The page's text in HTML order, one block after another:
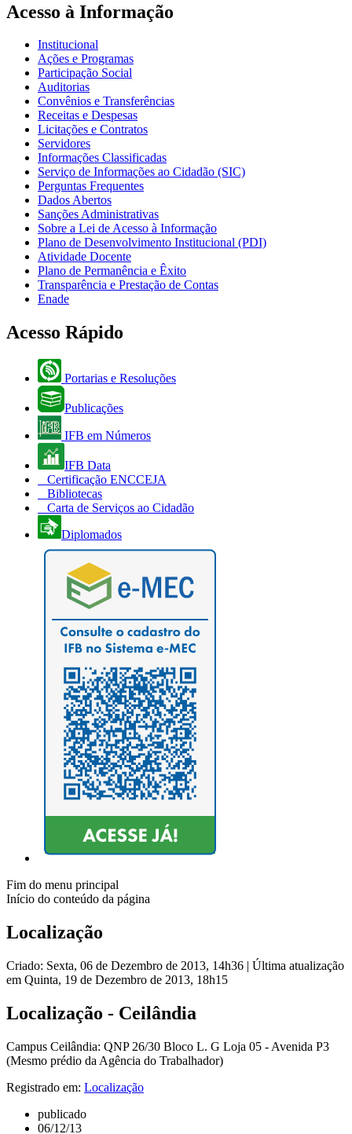
Acesso à Informação
Institucional
Ações e Programas
Participação Social
Auditorias
Convênios e Transferências
Receitas e Despesas
Licitações e Contratos
Servidores
Informações Classificadas
Serviço de Informações ao Cidadão (SIC)
Perguntas Frequentes
Dados Abertos
Sanções Administrativas
Sobre a Lei de Acesso à Informação
Plano de Desenvolvimento Institucional (PDI)
Atividade Docente
Plano de Permanência e Êxito
Transparência e Prestação de Contas
Enade
Acesso Rápido
Portarias e Resoluções
Publicações
IFB em Números
IFB Data
Certificação ENCCEJA
Bibliotecas
Carta de Serviços ao Cidadão
Diplomados
Fim do menu principal
Início do conteúdo da página
Localização
Criado: Sexta, 06 de Dezembro de 2013, 14h36 | Última atualização
em Quinta, 19 de Dezembro de 2013, 18h15
Localização - Ceilândia
Campus Ceilândia: QNP 26/30 Bloco L. G Loja 05 - Avenida P3
(Mesmo prédio da Agência do Trabalhador)
Registrado em: Localização
publicado
06/12/13